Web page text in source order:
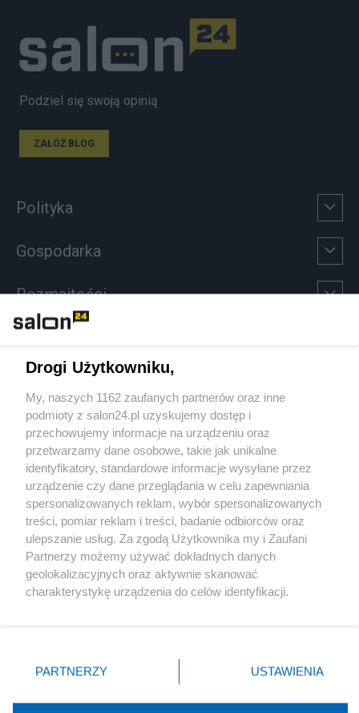
Podziel się swoją opinią
ZAŁÓŻ BLOG
Polityka
Gospodarka
Rozmaitości
Sport
Społeczeństwo
Kultura
X Facebook Instagram Youtube
Drogi Użytkowniku,
My, naszych 1162 zaufanych partnerów oraz inne
podmioty z salon24.pl uzyskujemy dostęp i
przechowujemy informacje na urządzeniu oraz
przetwarzamy dane osobowe, takie jak unikalne
identyfikatory, standardowe informacje wysyłane przez
urządzenie czy dane przeglądania w celu zapewniania
spersonalizowanych reklam, wybór spersonalizowanych
treści, pomiar reklam i treści, badanie odbiorców oraz
ulepszanie usług. Za zgodą Użytkownika my i Zaufani
Partnerzy możemy używać dokładnych danych
geolokalizacyjnych oraz aktywnie skanować
charakterystykę urządzenia do celów identyfikacji.
zmienić/wycofać klikając przycisk ustawień prywatności
znajdujący się w lewym dolnym rogu strony
rodzaje przetwarzania danych nie wymagają zgody
PARTNERZY USTAWIENIA